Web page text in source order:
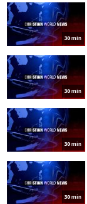
30 min
30 min
30 min
30 min